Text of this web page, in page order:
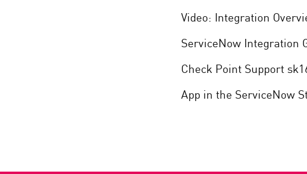
Video: Integration
ServiceNow Integration
Check Point Support
App in the ServiceNow